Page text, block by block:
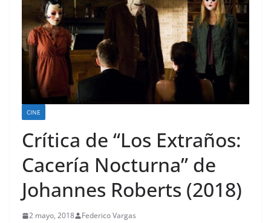
CINE
Crítica de “Los Extraños:
Cacería Nocturna” de
Johannes Roberts (2018)
2 mayo, 2018 Federico Vargas